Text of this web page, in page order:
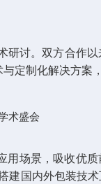
讨。双方合作
定制化解决方案
场景，吸收优
建国内外包装技